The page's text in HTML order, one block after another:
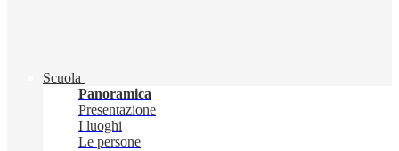
Scuola
Panoramica
Presentazione
I luoghi
Le persone